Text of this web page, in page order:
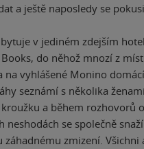
a ještě naposledy se
v jediném zdejším
do něhož mnozí z
na vyhlášené Monino
seznámí s několika
a během rozhovorů
neshodách se společně
záhadnému zmizení. Všichni